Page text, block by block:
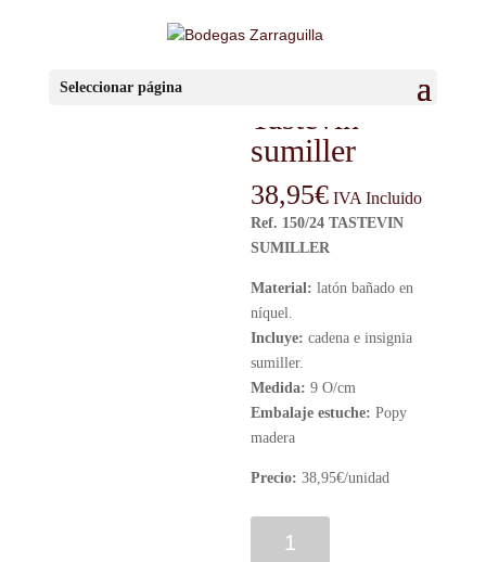
Seleccionar página
Tastevin
sumiller
38,95€ IVA Incluido
Ref. 150/24 TASTEVIN
SUMILLER
Material: latón bañado en
níquel.
Incluye: cadena e insignia
sumiller.
Medida: 9 O/cm
Embalaje estuche: Popy
madera
Precio: 38,95€/unidad
sumiller